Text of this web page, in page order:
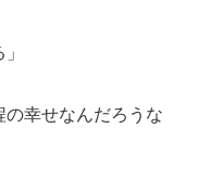
の幸せなんだろうな